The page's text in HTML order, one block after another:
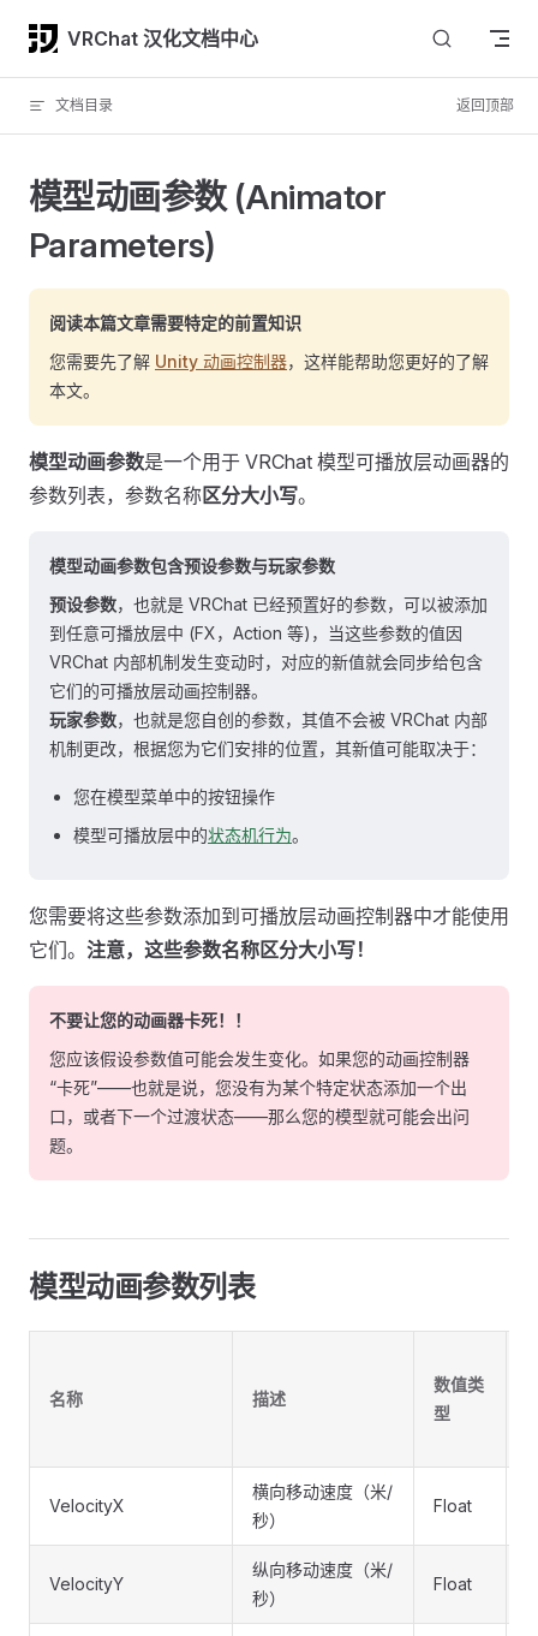
Skip to content
VRChat 汉化文档中心
文档目录 返回顶部
模型动画参数 (Animator
Parameters)
阅读本篇文章需要特定的前置知识
您需要先了解 Unity 动画控制器，这样能帮助您更好的了解
本文。
模型动画参数是一个用于 VRChat 模型可播放层动画器的
参数列表，参数名称区分大小写。
模型动画参数包含预设参数与玩家参数
预设参数，也就是 VRChat 已经预置好的参数，可以被添加
到任意可播放层中 (FX，Action 等)，当这些参数的值因
VRChat 内部机制发生变动时，对应的新值就会同步给包含
它们的可播放层动画控制器。
玩家参数，也就是您自创的参数，其值不会被 VRChat 内部
机制更改，根据您为它们安排的位置，其新值可能取决于：
您在模型菜单中的按钮操作
模型可播放层中的状态机行为。
您需要将这些参数添加到可播放层动画控制器中才能使用
它们。 注意，这些参数名称区分大小写！
不要让您的动画器卡死！！
您应该假设参数值可能会发生变化。如果您的动画控制器
“卡死”——也就是说，您没有为某个特定状态添加一个出
口，或者下一个过渡状态——那么您的模型就可能会出问
题。
模型动画参数列表
名称 描述
数值类
型
VelocityX
横向移动速度（米/
秒）
Float
VelocityY
纵向移动速度（米/
秒）
Float